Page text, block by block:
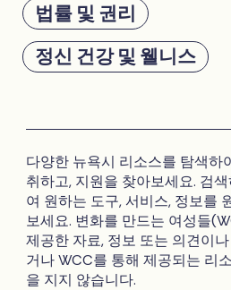
법률 및 권리
정신 건강 및 웰니스
다양한 뉴욕시 리소스를 탐색하
취하고, 지원을 찾아보세요. 검
여 원하는 도구, 서비스, 정보를
보세요. 변화를 만드는 여성들
제공한 자료, 정보 또는 의견이
거나 WCC를 통해 제공되는 리
을 지지 않습니다.